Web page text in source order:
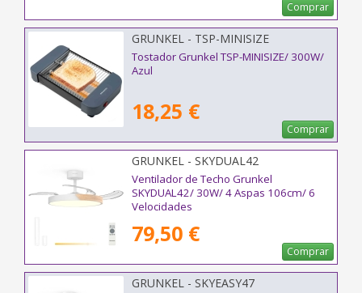
Comprar
GRUNKEL - TSP-MINISIZE
Tostador Grunkel TSP-MINISIZE/ 300W/
Azul
18,25 €
Comprar
GRUNKEL - SKYDUAL42
Ventilador de Techo Grunkel
SKYDUAL42/ 30W/ 4 Aspas 106cm/ 6
Velocidades
79,50 €
Comprar
GRUNKEL - SKYEASY47